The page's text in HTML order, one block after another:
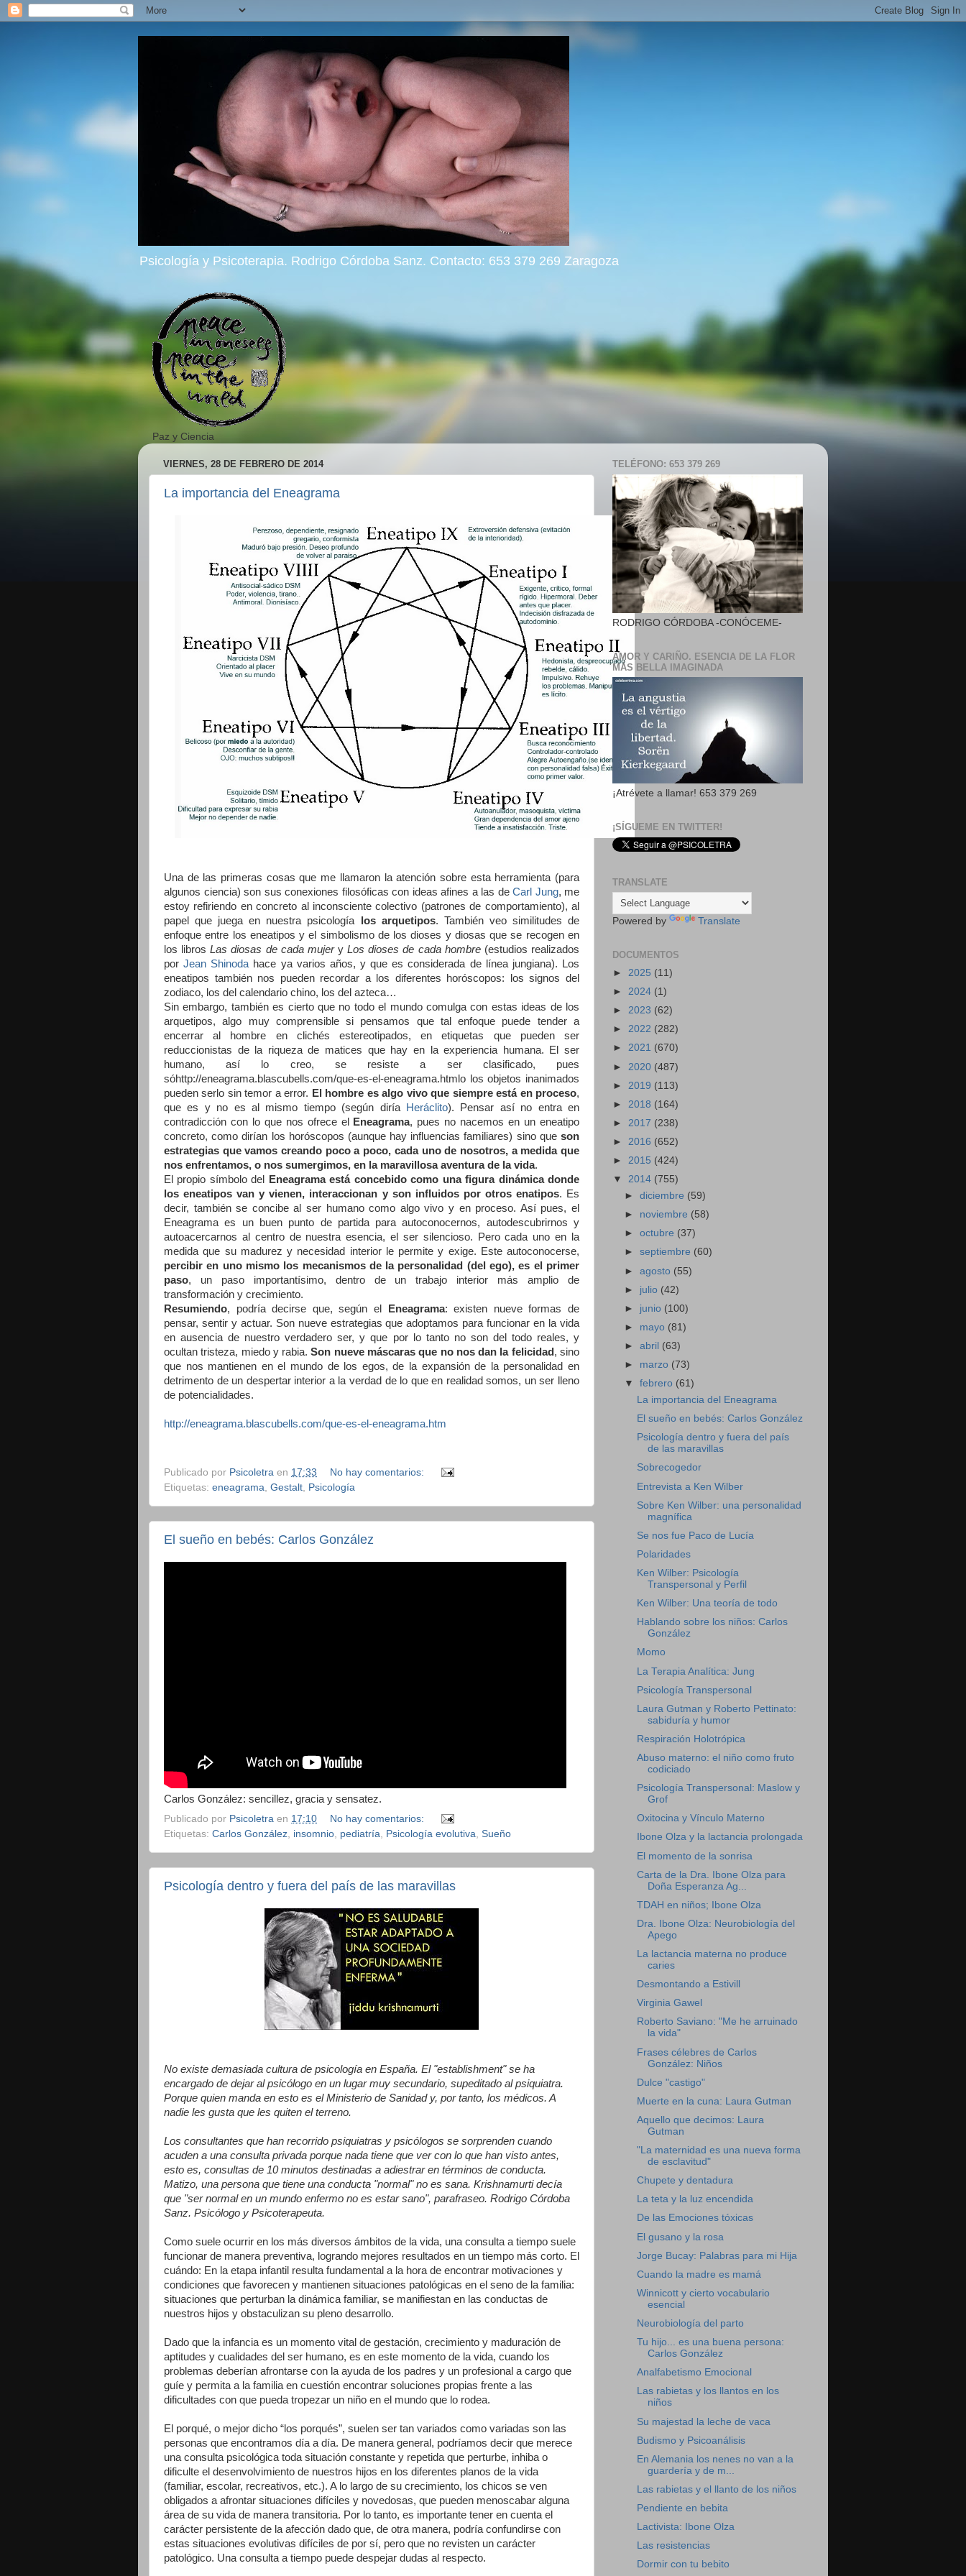
Psicología y Psicoterapia. Rodrigo Córdoba Sanz. Contacto: 653 379 269 Zaragoza
Paz y Ciencia
VIERNES, 28 DE FEBRERO DE 2014
La importancia del Eneagrama
Una de las primeras cosas que me llamaron la atención sobre esta herramienta (para
algunos ciencia) son sus conexiones filosóficas con ideas afines a las de Carl Jung, me
estoy refiriendo en concreto al inconsciente colectivo (patrones de comportamiento), al
papel que juega en nuestra psicología
los arquetipos. También veo similitudes de
enfoque entre los eneatipos y el simbolismo de los dioses y diosas que se recogen en
los librosLas diosas de cada mujeryLos dioses de cada hombre(estudios realizados
porJean Shinoda hace ya varios años, y que es considerada de línea jungiana). Los
eneatipos también nos pueden recordar a los diferentes horóscopos: los signos del
zodiaco, los del calendario chino, los del azteca…
Sin embargo, también es cierto que no todo el mundo comulga con estas ideas de los
arquetipos, algo muy comprensible si pensamos que tal enfoque puede tender a
encerrar al hombre en clichés estereotipados, en etiquetas que pueden ser
reduccionistas de la riqueza de matices que hay en la experiencia humana. El ser
humano, así lo creo, se resiste a ser clasificado, pues
sóhttp://eneagrama.blascubells.com/que-es-el-eneagrama.htmlo los objetos inanimados
pueden serlo sin temor a error. El hombre es algo vivo que siempre está en proceso,
que es y no es al mismo tiempo (según diría
Heráclito). Pensar así no entra en
contradicción con lo que nos ofrece el
Eneagrama, pues no nacemos en un eneatipo
concreto, como dirían los horóscopos (aunque hay influencias familiares) sino queson
estrategias que vamos creando poco a poco, cada uno de nosotros, a medida que
nos enfrentamos, o nos sumergimos, en la maravillosa aventura de la vida.
El propio símbolo del
Eneagrama está concebido como una figura dinámica donde
los eneatipos van y vienen, interaccionan y son influidos por otros enatipos. Es
decir, también se concibe al ser humano como algo vivo y en proceso. Así pues, el
Eneagrama es un buen punto de partida para autoconocernos, autodescubrirnos y
autoacercarnos al centro de nuestra esencia, el ser silencioso. Pero cada uno en la
medida que su madurez y necesidad interior le permite y exige. Este autoconocerse,
percibir en uno mismo los mecanismos de la personalidad (del ego), es el primer
paso, un paso importantísimo, dentro de un trabajo interior más amplio de
transformación y crecimiento.
Resumiendo, podría decirse que, según el Eneagrama: existen nueve formas de
pensar, sentir y actuar. Son nueve estrategias que adoptamos para funcionar en la vida
en ausencia de nuestro verdadero ser, y que por lo tanto no son del todo reales, y
ocultan tristeza, miedo y rabia.Son nueve máscaras que no nos dan la felicidad , sino
que nos mantienen en el mundo de los egos, de la expansión de la personalidad en
detrimento de un despertar interior a la verdad de lo que en realidad somos, un ser lleno
de potencialidades.
http://eneagrama.blascubells.com/que-es-el-eneagrama.htm
Publicado por Psicoletra en 17:33
No hay comentarios:
Etiquetas: eneagrama Gestalt Psicología
El sueño en bebés: Carlos González
Carlos González: sencillez, gracia y sensatez.
Publicado por Psicoletra en 17:10
No hay comentarios:
Etiquetas: Carlos González insomnio pediatría Psicología evolutiva Sueño
Psicología dentro y fuera del país de las maravillas
No existe demasiada cultura de psicología en España. El "establishment" se ha
encargado de dejar al psicólogo en un lugar muy secundario, supeditado al psiquiatra.
Porque quien manda en esto es el Ministerio de Sanidad y, por tanto, los médicos. A
nadie les gusta que les quiten el terreno.
Los consultantes que han recorrido psiquiatras y psicólogos se sorprenden cuando
acuden a una consulta privada porque nada tiene que ver con lo que han visto antes,
esto es, consultas de 10 minutos destinadas a adiestrar en términos de conducta.
Matizo, una persona que tiene una conducta "normal" no es sana. Krishnamurti decía
que "ser normal en un mundo enfermo no es estar sano", parafraseo. Rodrigo Córdoba
Sanz. Psicólogo y Psicoterapeuta.
Como suele ocurrir en los más diversos ámbitos de la vida, una consulta a tiempo suele
funcionar de manera preventiva, logrando mejores resultados en un tiempo más corto. El
cuándo: En la etapa infantil resulta fundamental a la hora de encontrar motivaciones y
condiciones que favorecen y mantienen situaciones patológicas en el seno de la familia:
situaciones que perturban la dinámica familiar, se manifiestan en las conductas de
nuestros hijos y obstaculizan su pleno desarrollo.
Dado que la infancia es un momento vital de gestación, crecimiento y maduración de
aptitudes y cualidades del ser humano, es en este momento de la vida, cuando los
problemas deberían afrontarse con la ayuda de los padres y un profesional a cargo que
guíe y permita a la familia en cuestión encontrar soluciones propias frente a las
dificultades con que pueda tropezar un niño en el mundo que lo rodea.
El porqué, o mejor dicho “los porqués”, suelen ser tan variados como variadas son las
personas que encontramos día a día. De manera general, podríamos decir que merece
una consulta psicológica toda situación constante y repetida que perturbe, inhiba o
dificulte el desenvolvimiento de nuestros hijos en los diferentes planos de la vida
(familiar, escolar, recreativos, etc.). A lo largo de su crecimiento, los chicos se ven
obligados a afrontar situaciones difíciles y novedosas, que pueden menoscabar alguna
área de su vida de manera transitoria. Por lo tanto, es importante tener en cuenta el
carácter persistente de la afección dado que, de otra manera, podría confundirse con
estas situaciones evolutivas difíciles de por sí, pero que no revisten un carácter
patológico. Una consulta a tiempo puede despejar dudas al respecto.
TELÉFONO: 653 379 269
RODRIGO CÓRDOBA -CONÓCEME-
AMOR Y CARIÑO. ESENCIA DE LA FLOR
MÁS BELLA IMAGINADA
¡Atrévete a llamar! 653 379 269
¡SÍGUEME EN TWITTER!
TRANSLATE
Powered by Translate
DOCUMENTOS
► 2025 (11)
► 2024 (1)
► 2023 (62)
► 2022 (282)
► 2021 (670)
► 2020 (487)
► 2019 (113)
► 2018 (164)
► 2017 (238)
► 2016 (652)
► 2015 (424)
▼ 2014 (755)
►diciembre (59)
► noviembre (58)
►octubre (37)
►septiembre (60)
►agosto (55)
► julio (42)
► junio (100)
► mayo (81)
►abril (63)
► marzo (73)
▼febrero (61)
La importancia del Eneagrama
El sueño en bebés: Carlos González
Psicología dentro y fuera del país
de las maravillas
Sobrecogedor
Entrevista a Ken Wilber
Sobre Ken Wilber: una personalidad
magnífica
Se nos fue Paco de Lucía
Polaridades
Ken Wilber: Psicología
Transpersonal y Perfil
Ken Wilber: Una teoría de todo
Hablando sobre los niños: Carlos
González
Momo
La Terapia Analítica: Jung
Psicología Transpersonal
Laura Gutman y Roberto Pettinato:
sabiduría y humor
Respiración Holotrópica
Abuso materno: el niño como fruto
codiciado
Psicología Transpersonal: Maslow y
Grof
Oxitocina y Vínculo Materno
Ibone Olza y la lactancia prolongada
El momento de la sonrisa
Carta de la Dra. Ibone Olza para
Doña Esperanza Ag...
TDAH en niños; Ibone Olza
Dra. Ibone Olza: Neurobiología del
Apego
La lactancia materna no produce
caries
Desmontando a Estivill
Virginia Gawel
Roberto Saviano: "Me he arruinado
la vida"
Frases célebres de Carlos
González: Niños
Dulce "castigo"
Muerte en la cuna: Laura Gutman
Aquello que decimos: Laura
Gutman
"La maternidad es una nueva forma
de esclavitud"
Chupete y dentadura
La teta y la luz encendida
De las Emociones tóxicas
El gusano y la rosa
Jorge Bucay: Palabras para mi Hija
Cuando la madre es mamá
Winnicott y cierto vocabulario
esencial
Neurobiología del parto
Tu hijo... es una buena persona:
Carlos González
Analfabetismo Emocional
Las rabietas y los llantos en los
niños
Su majestad la leche de vaca
Budismo y Psicoanálisis
En Alemania los nenes no van a la
guardería y de m...
Las rabietas y el llanto de los niños
Pendiente en bebita
Lactivista: Ibone Olza
Las resistencias
Dormir con tu bebito